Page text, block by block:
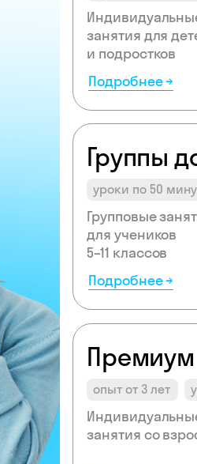
занятия для
и подростков
Подробнее →
Групповые
для учеников
5–11 классов
уроки по 50
Группы
Подробнее →
Премиум
опыт от 3 лет
занятия со